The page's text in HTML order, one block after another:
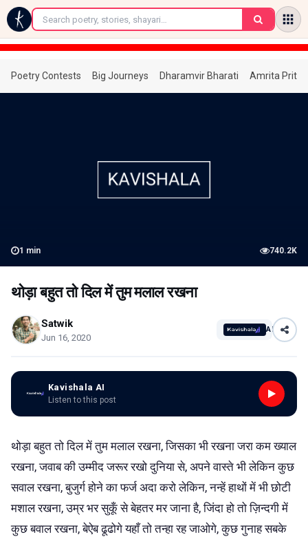
←
Poetry Contests Big Journeys Dharamvir Bharati Amrita
1 min 740.2K
थोड़ा बहुत तो दिल में तुम मलाल रखना
Satwik
Jun 16, 2020
AI
Kavishala AI
Listen to this post
थोड़ा बहुत तो दिल में तुम मलाल रखना, जिसका भी रखना जरा कम ख्याल
रखना, जवाब की उम्मीद जरूर रखो दुनिया से, अपने वास्ते भी लेकिन कुछ
सवाल रखना, बुजुर्ग होने का फर्ज अदा करो लेकिन, नन्हें हाथों में भी छोटी
मशाल रखना, उम्र भर सुकूँ से बेहतर मर जाना है, जिंदा हो तो ज़िन्दगी में
कुछ बवाल रखना, बेऐब ढूढोगे यहाँ तो तन्हा रह जाओगे, कुछ गुनाह सबके